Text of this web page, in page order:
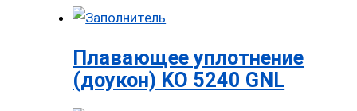
Плавающее уплотнение
(доукон) KO 5240 GNL